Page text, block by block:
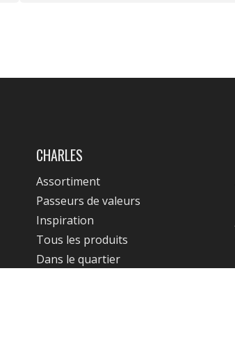
CHARLES
Assortiment
Passeurs de valeurs
Inspiration
Tous les produits
Dans le quartier